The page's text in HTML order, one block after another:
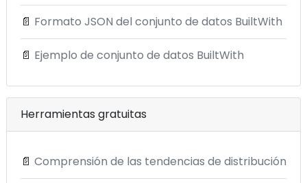
📄 Formato JSON del conjunto de datos BuiltWith
📄 Ejemplo de conjunto de datos BuiltWith
Herramientas gratuitas
📄 Comprensión de las tendencias de distribución